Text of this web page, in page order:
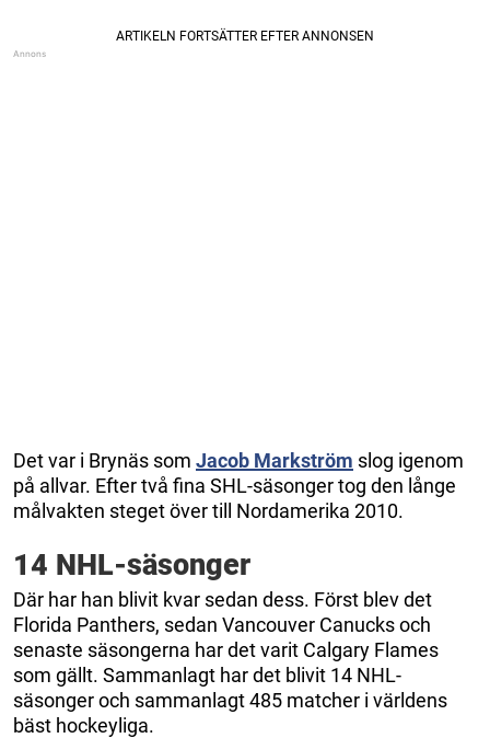
Det var i Brynäs som Jacob Markström slog igenom
på allvar. Efter två fina SHL-säsonger tog den långe
målvakten steget över till Nordamerika 2010.
14 NHL-säsonger
Där har han blivit kvar sedan dess. Först blev det
Florida Panthers, sedan Vancouver Canucks och
senaste säsongerna har det varit Calgary Flames
som gällt. Sammanlagt har det blivit 14 NHL-
säsonger och sammanlagt 485 matcher i världens
bäst hockeyliga.